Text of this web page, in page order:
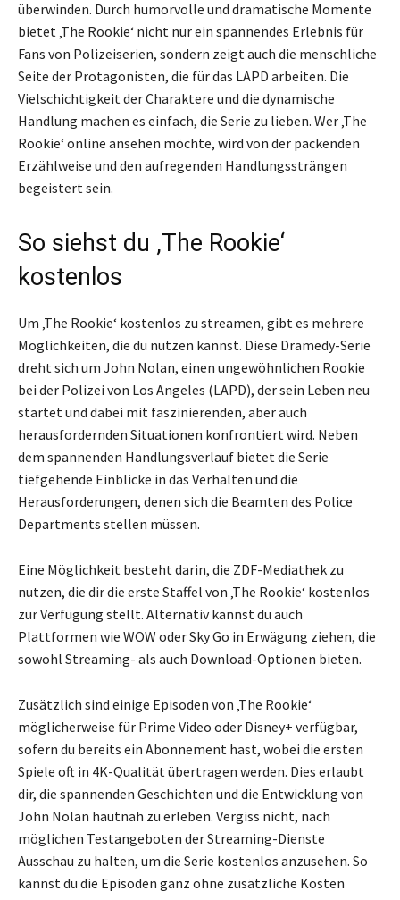
überwinden. Durch humorvolle und dramatische Momente
bietet ‚The Rookie‘ nicht nur ein spannendes Erlebnis für
Fans von Polizeiserien, sondern zeigt auch die menschliche
Seite der Protagonisten, die für das LAPD arbeiten. Die
Vielschichtigkeit der Charaktere und die dynamische
Handlung machen es einfach, die Serie zu lieben. Wer ‚The
Rookie‘ online ansehen möchte, wird von der packenden
Erzählweise und den aufregenden Handlungssträngen
begeistert sein.
So siehst du ‚The Rookie‘
kostenlos
Um ‚The Rookie‘ kostenlos zu streamen, gibt es mehrere
Möglichkeiten, die du nutzen kannst. Diese Dramedy-Serie
dreht sich um John Nolan, einen ungewöhnlichen Rookie
bei der Polizei von Los Angeles (LAPD), der sein Leben neu
startet und dabei mit faszinierenden, aber auch
herausfordernden Situationen konfrontiert wird. Neben
dem spannenden Handlungsverlauf bietet die Serie
tiefgehende Einblicke in das Verhalten und die
Herausforderungen, denen sich die Beamten des Police
Departments stellen müssen.
Eine Möglichkeit besteht darin, die ZDF-Mediathek zu
nutzen, die dir die erste Staffel von ‚The Rookie‘ kostenlos
zur Verfügung stellt. Alternativ kannst du auch
Plattformen wie WOW oder Sky Go in Erwägung ziehen, die
sowohl Streaming- als auch Download-Optionen bieten.
Zusätzlich sind einige Episoden von ‚The Rookie‘
möglicherweise für Prime Video oder Disney+ verfügbar,
sofern du bereits ein Abonnement hast, wobei die ersten
Spiele oft in 4K-Qualität übertragen werden. Dies erlaubt
dir, die spannenden Geschichten und die Entwicklung von
John Nolan hautnah zu erleben. Vergiss nicht, nach
möglichen Testangeboten der Streaming-Dienste
Ausschau zu halten, um die Serie kostenlos anzusehen. So
kannst du die Episoden ganz ohne zusätzliche Kosten